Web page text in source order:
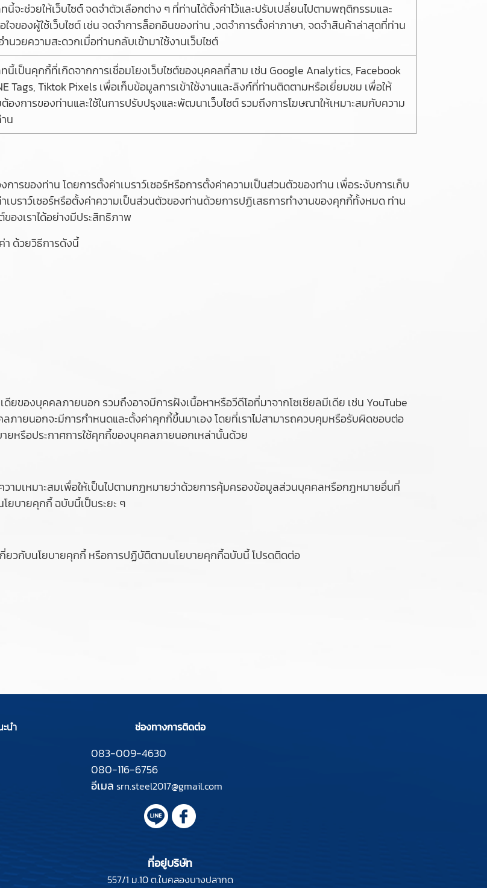
นี้จะช่วยให้เว็บไซต์ จดจำตัวเลือกต่าง ๆ ที่ท่านได้ตั้งค่าไว้และปรับเปลี่ยนไปตามพฤติกรรมและ
จของผู้ใช้เว็บไซต์ เช่น จดจำการล็อกอินของท่าน ,จดจำการตั้งค่าภาษา, จดจำสินค้าล่าสุดที่ท่าน
นวยความสะดวกเมื่อท่านกลับเข้ามาใช้งานเว็บไซต์
นี้เป็นคุกกี้ที่เกิดจากการเชื่อมโยงเว็บไซต์ของบุคคลที่สาม เช่น Google Analytics, Facebook
Tags, Tiktok Pixels เพื่อเก็บข้อมูลการเข้าใช้งานและลิงก์ที่ท่านติดตามหรือเยี่ยมชม เพื่อให้
ต้องการของท่านและใช้ในการปรับปรุงและพัฒนาเว็บไซต์ รวมถึงการโฆษณาให้เหมาะสมกับความ
น
รของท่าน โดยการตั้งค่าเบราว์เซอร์หรือการตั้งค่าความเป็นส่วนตัวของท่าน เพื่อระงับการเก็บ
บราว์เซอร์หรือตั้งค่าความเป็นส่วนตัวของท่านด้วยการปฏิเสธการทำงานของคุกกี้ทั้งหมด ท่าน
องเราได้อย่างมีประสิทธิภาพ
า ด้วยวิธีการดังนี้
เดียของบุคคลภายนอก รวมถึงอาจมีการฝังเนื้อหาหรือวีดีโอที่มาจากโซเชียลมีเดีย เช่น YouTube
ภายนอกจะมีการกำหนดและตั้งค่าคุกกี้ขึ้นมาเอง โดยที่เราไม่สามารถควบคุมหรือรับผิดชอบต่อ
ายหรือประกาศการใช้คุกกี้ของบุคคลภายนอกเหล่านั้นด้วย
ามเหมาะสมเพื่อให้เป็นไปตามกฎหมายว่าด้วยการคุ้มครองข้อมูลส่วนบุคคลหรือกฎหมายอื่นที่
ยบายคุกกี้ ฉบับนี้เป็นระยะ ๆ
กี่ยวกับนโยบายคุกกี้ หรือการปฏิบัติตามนโยบายคุกกี้ฉบับนี้ โปรดติดต่อ
นำ
ช่องทางการติดต่อ
083-009-4630
080-116-6756
อีเมล srn.steel2017@gmail.com
ที่อยู่บริษัท
557/1 ม.10 ต.ในคลองบางปลากด